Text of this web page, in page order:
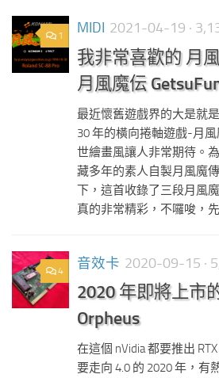
1 MIDI 2021-04-19 ·
我非常喜歡的 月
月風魔伝
最近懷舊遊戲界的大是就
30 年的橫向捲軸遊戲-月
世繪畫風讓人非常期待。
藏多年的素人自製月風魔
下，這首收錄了三段月風
真的非常精彩，不囉唆，
4 音效卡 2020-09-15 ·
2020 年即將上市
Orpheus
在這個 nVidia 都要推出
要走向 4.0 的 2020 年，有